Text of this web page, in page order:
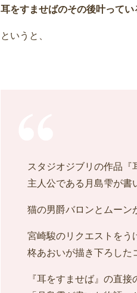
耳をすませばのその後叶ってい
というと、
スタジオジブリの作品『
主人公である月島雫が書
猫の男爵バロンとムーン
宮崎駿のリクエストをう
柊あおいが描き下ろした
『耳をすませば』の直